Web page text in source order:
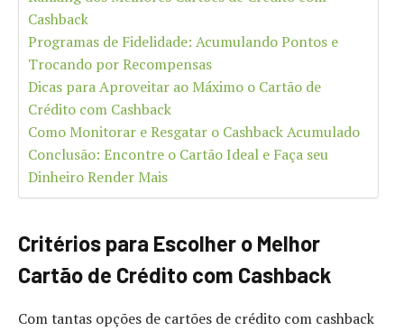
Cashback
Programas de Fidelidade: Acumulando Pontos e
Trocando por Recompensas
Dicas para Aproveitar ao Máximo o Cartão de
Crédito com Cashback
Como Monitorar e Resgatar o Cashback Acumulado
Conclusão: Encontre o Cartão Ideal e Faça seu
Dinheiro Render Mais
Critérios para Escolher o Melhor
Cartão de Crédito com Cashback
Com tantas opções de cartões de crédito com cashback